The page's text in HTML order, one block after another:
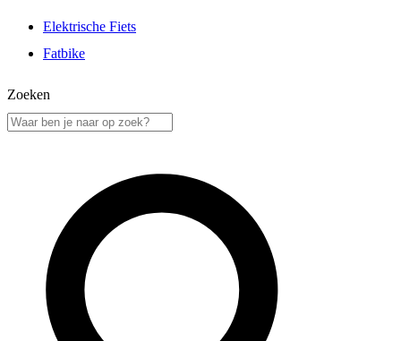
Elektrische Fiets
Fatbike
Zoeken